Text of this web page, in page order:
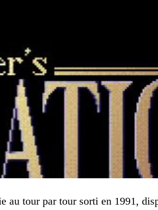
au tour par tour sorti en 1991,